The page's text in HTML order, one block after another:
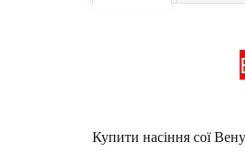
Купити насіння сої